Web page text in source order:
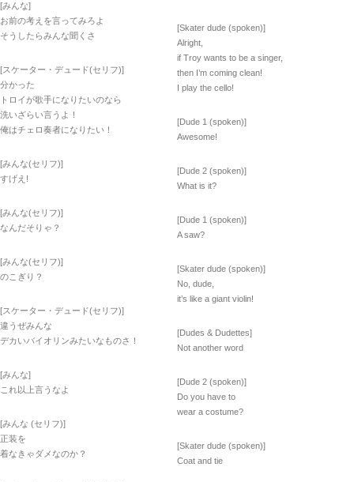
[みんな]
お前の考えを言ってみろよ
そうしたらみんな聞くさ
[スケーター・デュード(セリフ)]
分かった
トロイが歌手になりたいのなら
洗いざらい言うよ！
俺はチェロ奏者になりたい！
[みんな(セリフ)]
すげえ!
[みんな(セリフ)]
なんだそりゃ？
[みんな(セリフ)]
のこぎり？
[スケーター・デュード(セリフ)]
違うぜみんな
デカいバイオリンみたいなものさ！
[みんな]
これ以上言うなよ
[みんな (セリフ)]
正装を
着なきゃダメなのか？
[Skater dude (spoken)]
Alright,
if Troy wants to be a singer,
then I’m coming clean!
I play the cello!
[Dude 1 (spoken)]
Awesome!
[Dude 2 (spoken)]
What is it?
[Dude 1 (spoken)]
A saw?
[Skater dude (spoken)]
No, dude,
it’s like a giant violin!
[Dudes & Dudettes]
Not another word
[Dude 2 (spoken)]
Do you have to
wear a costume?
[Skater dude (spoken)]
Coat and tie